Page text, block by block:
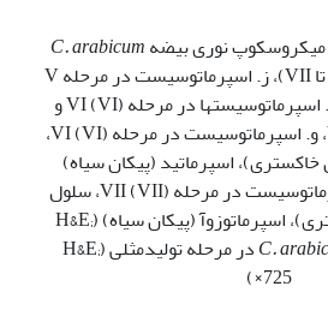
C. arabicum
در فصل بهار (مرحله V تا VII)، ز. اسپرماتوسیست در مرحله V
(V) (H&E; ×2900)، ن. اسپرماتوسیست­ها در مرحله VI (VI) و
VII (VII) (H&E; ×725)، و. اسپرماتوسیست در مرحله VI (VI)،
اسپرماتید (پیکان سیاه)
(H&E; ×2900)، ه. اسپرماتوسیست در مرحله VII (VII)، سلول
سرتولی (پیکان خاکستری)، اسپرماتوزوآ (پیکان سیاه) (H&E;
C.
در مرحله تولیدمثلی (H&E;
×725)